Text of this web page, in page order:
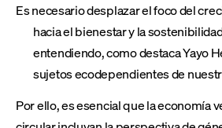
Es necesario desplazar el foco del
hacia el bienestar y la
entendiendo, como destaca Yayo
sujetos ecodependientes de
Por ello, es esencial que la economía